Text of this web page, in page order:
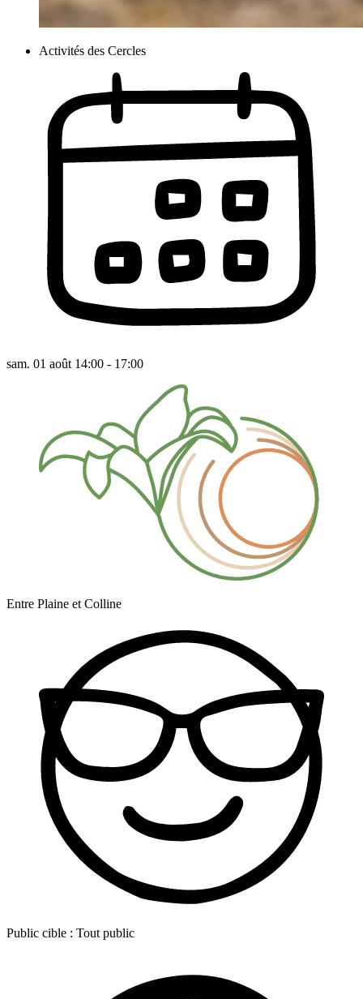
Activités des Cercles
sam. 01 août 14:00 - 17:00
Entre Plaine et Colline
Public cible : Tout public